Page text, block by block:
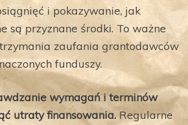
i pokazywanie, jak
są przyznane środki. To ważne
zaufania grantodawców
funduszy.
wymagań i terminów
utraty finansowania. Regularne